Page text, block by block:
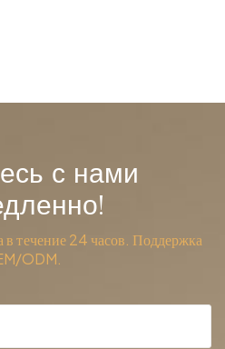
с нами
в течение 24 часов. Поддержка
ODM.